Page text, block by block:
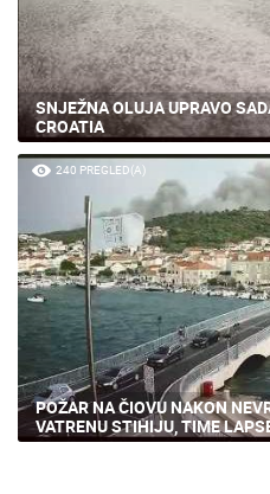
SNJEŽNA OLUJA UPRAVO
CROATIA
240 PREGLED(A)
POŽAR NA ČIOVU NAKON
VATRENU STIHIJU, TIME